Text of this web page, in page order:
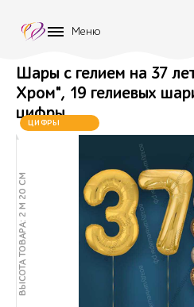
Меню
Шары с гелием на 37
Хром", 19 гелиевых
цифры, .
ЦИФРЫ
ВЫСОТА ТОВАРА: 2 М 20 СМ